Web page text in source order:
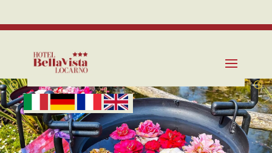
Tel. +41 91 235 02 50
info@bellavistalocarno.ch